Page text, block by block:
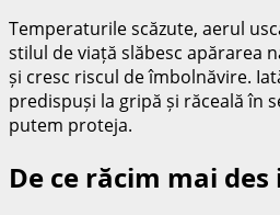
Temperaturile scăzute, aerul
stilul de viață slăbesc apărarea
și cresc riscul de îmbolnăvire.
predispuși la gripă și răceală în
putem proteja.
De ce răcim mai des